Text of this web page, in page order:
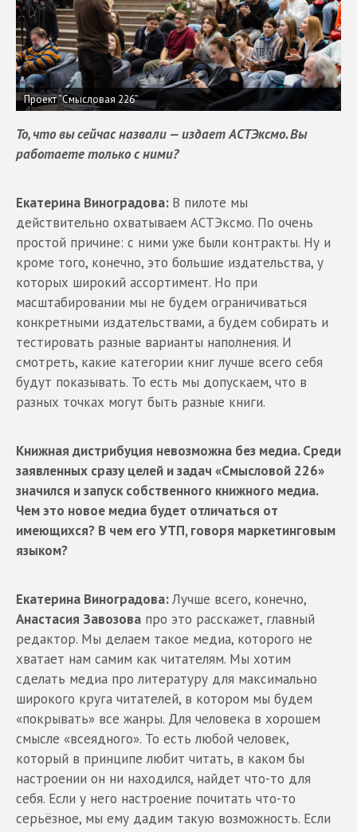
Проект “Cмысловая 226”
То, что вы сейчас назвали — издает АСТЭксмо. Вы
работаете только с ними?
Екатерина Виноградова: В пилоте мы
действительно охватываем АСТЭксмо. По очень
простой причине: с ними уже были контракты. Ну и
кроме того, конечно, это большие издательства, у
которых широкий ассортимент. Но при
масштабировании мы не будем ограничиваться
конкретными издательствами, а будем собирать и
тестировать разные варианты наполнения. И
смотреть, какие категории книг лучше всего себя
будут показывать. То есть мы допускаем, что в
разных точках могут быть разные книги.
Книжная дистрибуция невозможна без медиа. Среди
заявленных сразу целей и задач «Смысловой 226»
значился и запуск собственного книжного медиа.
Чем это новое медиа будет отличаться от
имеющихся? В чем его УТП, говоря маркетинговым
языком?
Екатерина Виноградова:Лучше всего, конечно,
Анастасия Завозова про это расскажет, главный
редактор. Мы делаем такое медиа, которого не
хватает нам самим как читателям. Мы хотим
сделать медиа про литературу для максимально
широкого круга читателей, в котором мы будем
«покрывать» все жанры. Для человека в хорошем
смысле «всеядного». То есть любой человек,
который в принципе любит читать, в каком бы
настроении он ни находился, найдет что-то для
себя. Если у него настроение почитать что-то
серьёзное, мы ему дадим такую возможность. Если